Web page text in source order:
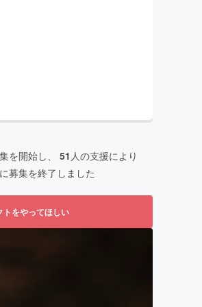
を開始し、 51 人の支援により
に募集を終了しました
トをやってほしい